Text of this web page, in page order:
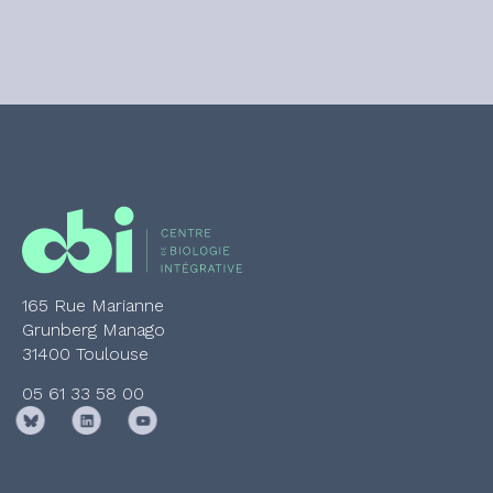
165 Rue Marianne
Grunberg Manago
31400 Toulouse
05 61 33 58 00